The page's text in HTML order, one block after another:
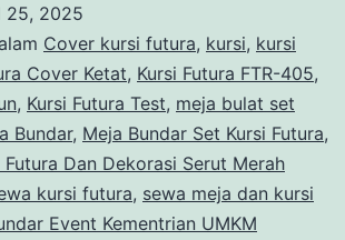
Cover,
Meja
Bundar
Event
Kementrian
UMKM
25, 2025
Cover kursi futura, kursi, kursi
Cover Ketat, Kursi Futura FTR-405,
, Kursi Futura Test, meja bulat set
Bundar, Meja Bundar Set Kursi Futura,
Futura Dan Dekorasi Serut Merah
kursi futura, sewa meja dan kursi
Event Kementrian UMKM